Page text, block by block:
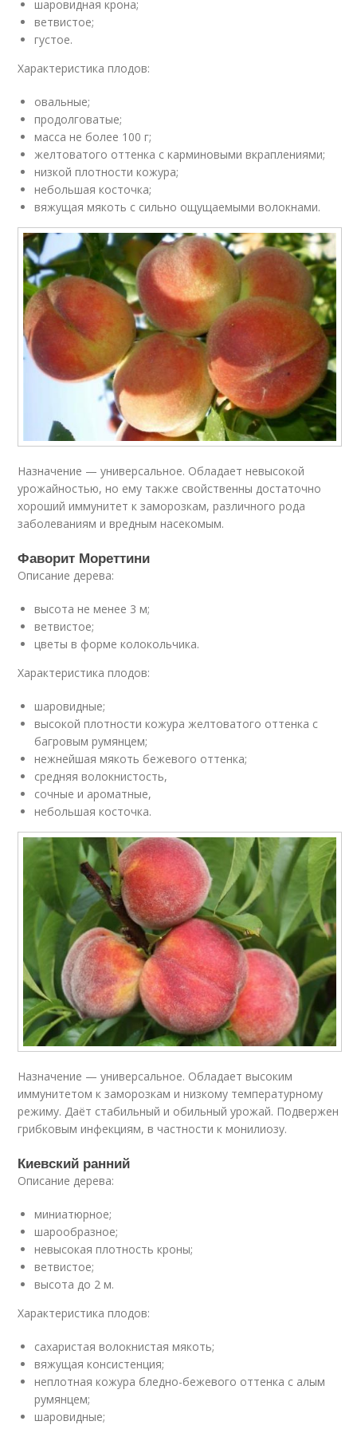
шаровидная крона;
ветвистое;
густое.
Характеристика плодов:
овальные;
продолговатые;
масса не более 100 г;
желтоватого оттенка с карминовыми вкраплениями;
низкой плотности кожура;
небольшая косточка;
вяжущая мякоть с сильно ощущаемыми волокнами.
Назначение — универсальное. Обладает невысокой
урожайностью, но ему также свойственны достаточно
хороший иммунитет к заморозкам, различного рода
заболеваниям и вредным насекомым.
Фаворит Мореттини
Описание дерева:
высота не менее 3 м;
ветвистое;
цветы в форме колокольчика.
Характеристика плодов:
шаровидные;
высокой плотности кожура желтоватого оттенка с
багровым румянцем;
нежнейшая мякоть бежевого оттенка;
средняя волокнистость,
сочные и ароматные,
небольшая косточка.
Назначение — универсальное. Обладает высоким
иммунитетом к заморозкам и низкому температурному
режиму. Даёт стабильный и обильный урожай. Подвержен
грибковым инфекциям, в частности к монилиозу.
Киевский ранний
Описание дерева:
миниатюрное;
шарообразное;
невысокая плотность кроны;
ветвистое;
высота до 2 м.
Характеристика плодов:
сахаристая волокнистая мякоть;
вяжущая консистенция;
неплотная кожура бледно-бежевого оттенка с алым
румянцем;
шаровидные;